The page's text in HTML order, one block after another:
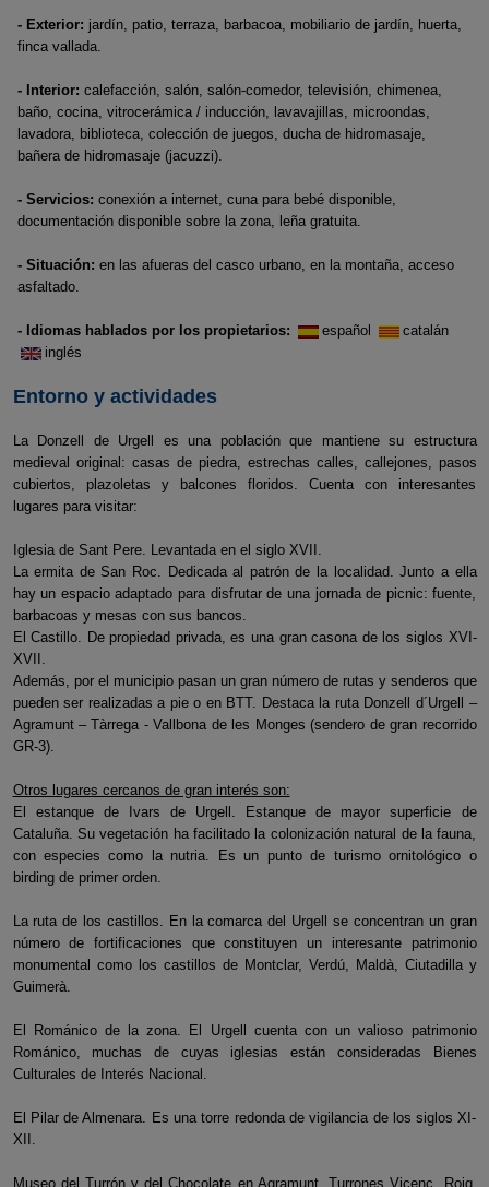
- Exterior: jardín, patio, terraza, barbacoa, mobiliario de jardín, huerta,
finca vallada.
- Interior: calefacción, salón, salón-comedor, televisión, chimenea,
baño, cocina, vitrocerámica / inducción, lavavajillas, microondas,
lavadora, biblioteca, colección de juegos, ducha de hidromasaje,
bañera de hidromasaje (jacuzzi).
- Servicios: conexión a internet, cuna para bebé disponible,
documentación disponible sobre la zona, leña gratuita.
- Situación: en las afueras del casco urbano, en la montaña, acceso
asfaltado.
- Idiomas hablados por los propietarios: español
catalán
inglés
Entorno y actividades
La Donzell de Urgell es una población que mantiene su estructura
medieval original: casas de piedra, estrechas calles, callejones, pasos
cubiertos, plazoletas y balcones floridos. Cuenta con interesantes
lugares para visitar:
Iglesia de Sant Pere. Levantada en el siglo XVII.
La ermita de San Roc. Dedicada al patrón de la localidad. Junto a ella
hay un espacio adaptado para disfrutar de una jornada de picnic: fuente,
barbacoas y mesas con sus bancos.
El Castillo. De propiedad privada, es una gran casona de los siglos XVI-
XVII.
Además, por el municipio pasan un gran número de rutas y senderos que
pueden ser realizadas a pie o en BTT. Destaca la ruta Donzell d´Urgell –
Agramunt – Tàrrega - Vallbona de les Monges (sendero de gran recorrido
GR-3).
Otros lugares cercanos de gran interés son:
El estanque de Ivars de Urgell. Estanque de mayor superficie de
Cataluña. Su vegetación ha facilitado la colonización natural de la fauna,
con especies como la nutria. Es un punto de turismo ornitológico o
birding de primer orden.
La ruta de los castillos. En la comarca del Urgell se concentran un gran
número de fortificaciones que constituyen un interesante patrimonio
monumental como los castillos de Montclar, Verdú, Maldà, Ciutadilla y
Guimerà.
El Románico de la zona. El Urgell cuenta con un valioso patrimonio
Románico, muchas de cuyas iglesias están consideradas Bienes
Culturales de Interés Nacional.
El Pilar de Almenara. Es una torre redonda de vigilancia de los siglos XI-
XII.
Museo del Turrón y del Chocolate en Agramunt. Turrones Vicenç, Roig,